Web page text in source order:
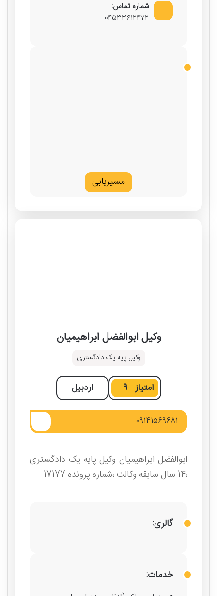
شماره تماس:
04533612472
مسیریابی
وکیل ابوالفضل ابراهیمیان
وکیل پایه یک دادگستری
امتیاز 9 اردبیل
09141569681
ابوالفضل ابراهیمیان وکیل پایه یک دادگستری
،14 سال سابقه وکالت ،شماره پرونده 17177
خدمات:
گالری: